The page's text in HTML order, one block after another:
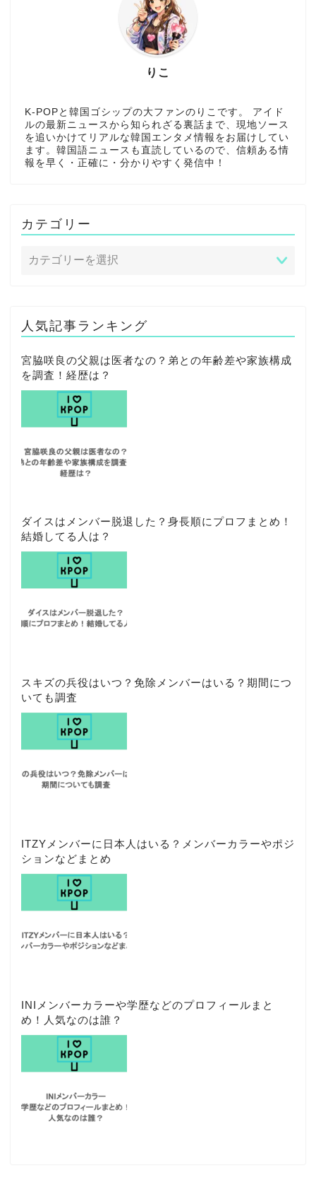
りこ
K-POPと韓国ゴシップの大ファンのりこです。 アイド
ルの最新ニュースから知られざる裏話まで、現地ソース
を追いかけてリアルな韓国エンタメ情報をお届けしてい
ます。韓国語ニュースも直読しているので、信頼ある情
報を早く・正確に・分かりやすく発信中！
カテゴリー
人気記事ランキング
宮脇咲良の父親は医者なの？弟との年齢差や家族構成
を調査！経歴は？
ダイスはメンバー脱退した？身長順にプロフまとめ！
結婚してる人は？
スキズの兵役はいつ？免除メンバーはいる？期間につ
いても調査
ITZYメンバーに日本人はいる？メンバーカラーやポジ
ションなどまとめ
INIメンバーカラーや学歴などのプロフィールまと
め！人気なのは誰？